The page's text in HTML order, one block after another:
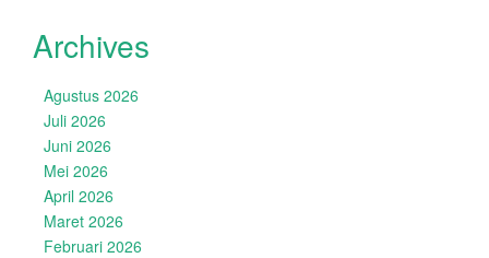
Archives
Agustus 2026
Juli 2026
Juni 2026
Mei 2026
April 2026
Maret 2026
Februari 2026